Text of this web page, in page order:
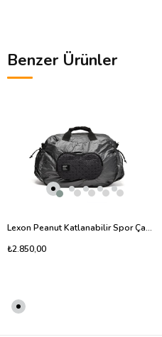
Benzer Ürünler
Lexon Peanut Katlanabilir Spor Çantası
₺2.850,00